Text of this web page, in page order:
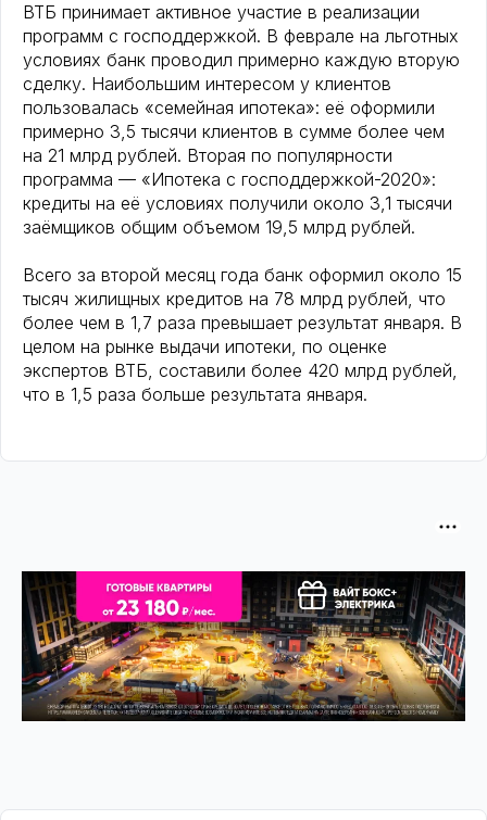
ВТБ принимает активное участие в реализации
программ с господдержкой. В феврале на льготных
условиях банк проводил примерно каждую вторую
сделку. Наибольшим интересом у клиентов
пользовалась «семейная ипотека»: её оформили
примерно 3,5 тысячи клиентов в сумме более чем
на 21 млрд рублей. Вторая по популярности
программа — «Ипотека с господдержкой-2020»:
кредиты на её условиях получили около 3,1 тысячи
заёмщиков общим объемом 19,5 млрд рублей.
Всего за второй месяц года банк оформил около 15
тысяч жилищных кредитов на 78 млрд рублей, что
более чем в 1,7 раза превышает результат января. В
целом на рынке выдачи ипотеки, по оценке
экспертов ВТБ, составили более 420 млрд рублей,
что в 1,5 раза больше результата января.